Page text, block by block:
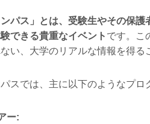
ンパス」とは、受験生やその保
できる貴重なイベント です。こ
い、大学のリアルな情報を得る
スでは、主に以下のようなプロ
ー: